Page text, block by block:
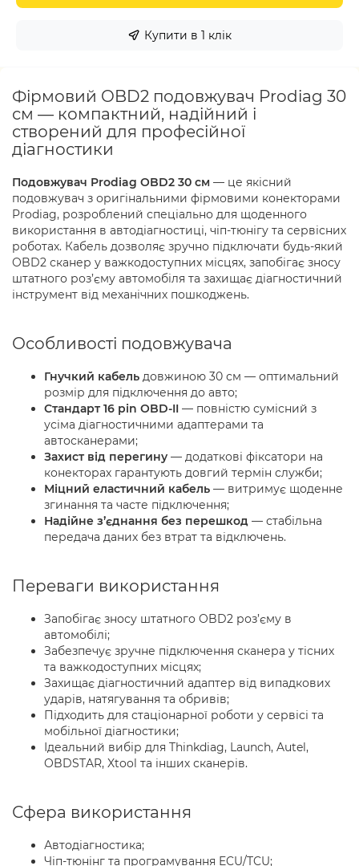
Купити в 1 клік
Фірмовий OBD2 подовжувач Prodiag 30
см — компактний, надійний і
створений для професійної
діагностики
Подовжувач Prodiag OBD2 30 см — це якісний
подовжувач з оригінальними фірмовими конекторами
Prodiag, розроблений спеціально для щоденного
використання в автодіагностиці, чіп-тюнігу та сервісних
роботах. Кабель дозволяє зручно підключати будь-який
OBD2 сканер у важкодоступних місцях, запобігає зносу
штатного роз’єму автомобіля та захищає діагностичний
інструмент від механічних пошкоджень.
Особливості подовжувача
Гнучкий кабель довжиною 30 см — оптимальний
розмір для підключення до авто;
Стандарт 16 pin OBD-II — повністю сумісний з
усіма діагностичними адаптерами та
автосканерами;
Захист від перегину — додаткові фіксатори на
конекторах гарантують довгий термін служби;
Міцний еластичний кабель — витримує щоденне
згинання та часте підключення;
Надійне з’єднання без перешкод — стабільна
передача даних без втрат та відключень.
Переваги використання
Запобігає зносу штатного OBD2 роз’єму в
автомобілі;
Забезпечує зручне підключення сканера у тісних
та важкодоступних місцях;
Захищає діагностичний адаптер від випадкових
ударів, натягування та обривів;
Підходить для стаціонарної роботи у сервісі та
мобільної діагностики;
Ідеальний вибір для Thinkdiag, Launch, Autel,
OBDSTAR, Xtool та інших сканерів.
Сфера використання
Автодіагностика;
Чіп-тюнінг та програмування ECU/TCU;